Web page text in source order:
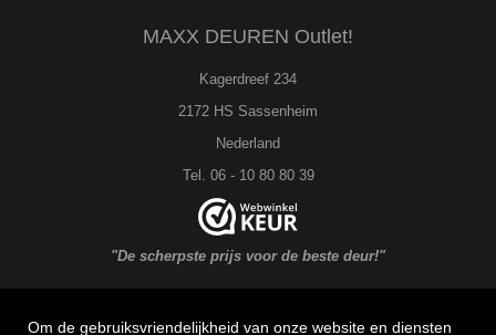
Om de gebruiksvriendelijkheid van onze website en diensten
MAXX DEUREN Outlet!
Kagerdreef 234
2172 HS Sassenheim
Nederland
Tel. 06 - 10 80 80 39
"De scherpste prijs voor de beste deur!"